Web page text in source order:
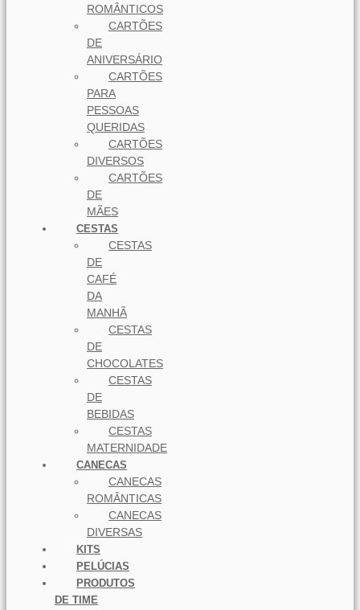
ROMÂNTICOS
CARTÕES
DE
ANIVERSÁRIO
CARTÕES
PARA
PESSOAS
QUERIDAS
CARTÕES
DIVERSOS
CARTÕES
DE
MÃES
CESTAS
CESTAS
DE
CAFÉ
DA
MANHÃ
CESTAS
DE
CHOCOLATES
CESTAS
DE
BEBIDAS
CESTAS
MATERNIDADE
CANECAS
CANECAS
ROMÂNTICAS
CANECAS
DIVERSAS
KITS
PELÚCIAS
PRODUTOS
DE TIME